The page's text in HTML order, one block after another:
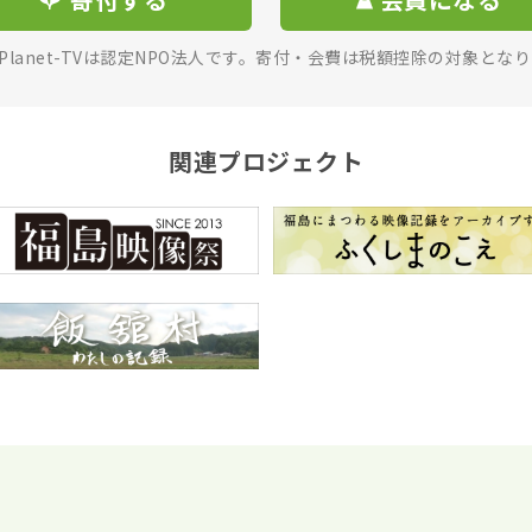
TVは認定NPO法人です。寄付・会費は税額控除の対象とな
関連プロジェクト